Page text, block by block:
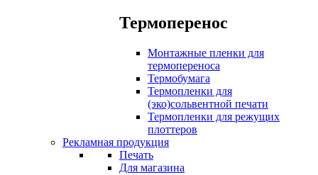
Термоперенос
Монтажные пленки для
термопереноса
Термобумага
Термопленки для
(эко)сольвентной печати
Термопленки для режущих
плоттеров
Рекламная продукция
Печать
Для магазина